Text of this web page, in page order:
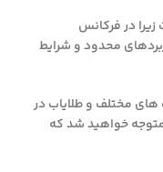
در فرکانس
محدود و شرایط
های مختلف و طلایاب در
خواهید شد که